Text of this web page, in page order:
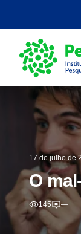
17 de julho de
O
145 —